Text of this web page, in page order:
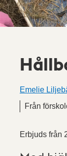
Emelie
Från
Erbjuds från